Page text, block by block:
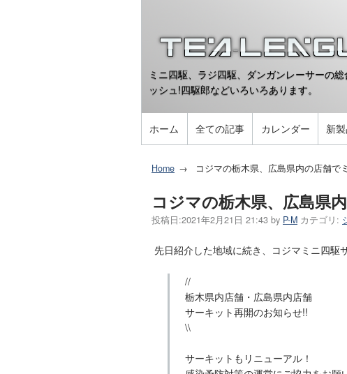
ミニ四駆、ラジ四駆、ダンガンレーサーの
ッシュ!四駆郎などいろいろあります。
ホーム 全ての記事 カレンダー 新
Home コジマの栃木県、広島県内の店舗で
コジマの栃木県、広島県
投稿日:2021年2月21日 21:43 by P-M カテゴリ:
先日紹介した地域に続き、コジマミニ四駆
//
栃木県内店舗・広島県内店舗
サーキット再開のお知らせ!!
\\
サーキットもリニューアル！